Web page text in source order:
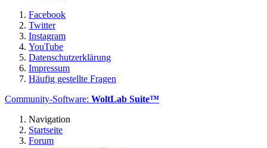
Facebook
Twitter
Instagram
YouTube
Datenschutzerklärung
Impressum
Häufig gestellte Fragen
Community-Software: WoltLab Suite™
Navigation
Startseite
Forum